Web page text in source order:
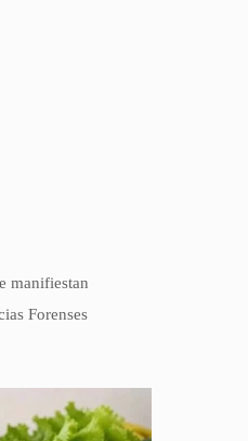
manifiestan
Forenses